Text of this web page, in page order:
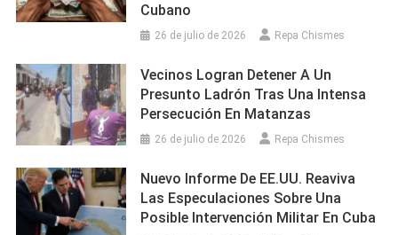
Cubano
26 de julio de 2026 Repa Chismes
Vecinos Logran Detener A Un
Presunto Ladrón Tras Una Intensa
Persecución En Matanzas
26 de julio de 2026 Repa Chismes
Nuevo Informe De EE.UU. Reaviva
Las Especulaciones Sobre Una
Posible Intervención Militar En Cuba